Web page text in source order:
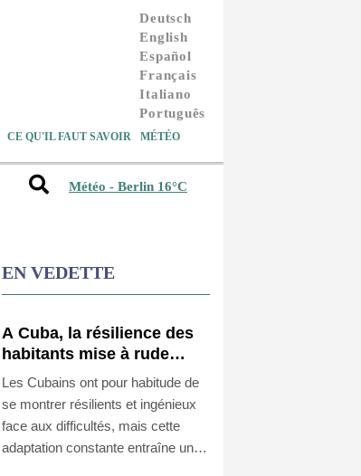
Deutsch
English
Español
Français
Italiano
Português
CE QU'IL FAUT SAVOIR MÉTÉO
Météo - Berlin 16°C
EN VEDETTE
A Cuba, la résilience des
habitants mise à rude
épreuve
Les Cubains ont pour habitude de
se montrer résilients et ingénieux
face aux difficultés, mais cette
adaptation constante entraîne un